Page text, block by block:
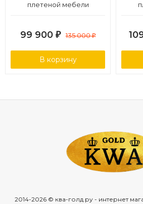
плетеной мебели
99 900 ₽ 135 000₽
В корзину
2014-2026 © ква-голд.ру - интернет